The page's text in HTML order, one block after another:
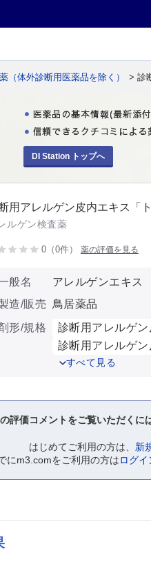
（体外診断用医薬品を除く） > 診
DI Station トップへ
用アレルゲン皮内エキス「
ルゲン検査薬
0（0件） 薬の評価を見る
般名
アレルゲンエキス
造/販売
鳥居薬品
形/規格
診断用アレルゲン
診断用アレルゲン
すべて見る
評価コメントをご覧いただくに
はじめてご利用の方は、 新
にm3.comをご利用の方はログイ